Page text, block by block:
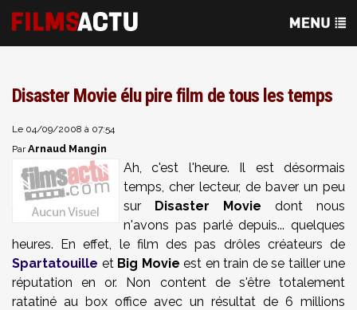
Disaster Movie élu pire film de tous les temps
Le 04/09/2008 à 07:54
ParArnaud Mangin
Ah, c'est l'heure. Il est désormais
temps, cher lecteur, de baver un peu
sur Disaster Movie dont nous
n'avons pas parlé depuis... quelques
heures. En effet, le film des pas drôles créateurs de
Spartatouille et Big Movie est en train de se tailler une
réputation en or. Non content de s'être totalement
ratatiné au box office avec un résultat de 6 millions